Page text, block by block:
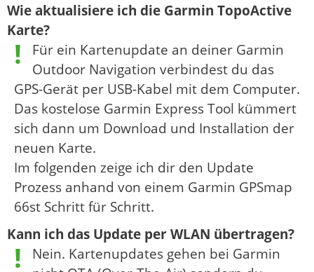
Wie aktualisiere ich die Garmin TopoActive
Karte?
Für ein Kartenupdate an deiner Garmin
Outdoor Navigation verbindest du das
GPS-Gerät per USB-Kabel mit dem Computer.
Das kostelose Garmin Express Tool kümmert
sich dann um Download und Installation der
neuen Karte.
Im folgenden zeige ich dir den Update
Prozess anhand von einem Garmin GPSmap
66st Schritt für Schritt.
Kann ich das Update per WLAN übertragen?
Nein. Kartenupdates gehen bei Garmin